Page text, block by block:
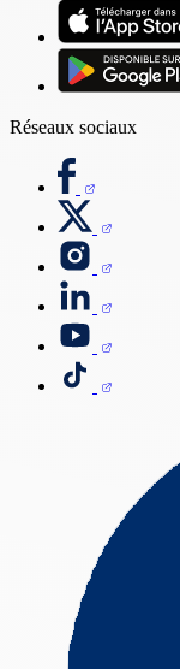
Réseaux sociaux